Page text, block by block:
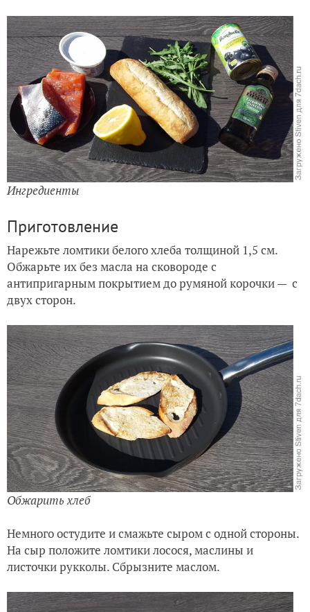
Ингредиенты
Приготовление
Нарежьте ломтики белого хлеба толщиной 1,5 см.
Обжарьте их без масла на сковороде с
антипригарным покрытием до румяной корочки — с
двух сторон.
Обжарить хлеб
Немного остудите и смажьте сыром с одной стороны.
На сыр положите ломтики лосося, маслины и
листочки рукколы. Сбрызните маслом.